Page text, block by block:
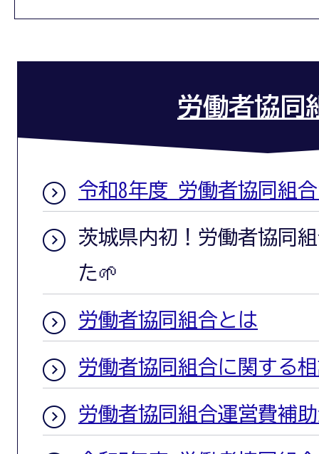
労働者協同
令和8年度 労働者協同組
茨城県内初！労働者協同
た🌱
労働者協同組合とは
労働者協同組合に関する
労働者協同組合運営費補